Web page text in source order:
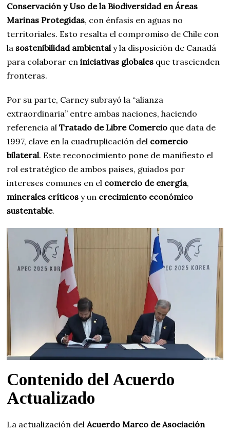
Conservación y Uso de la Biodiversidad en Áreas
Marinas Protegidas, con énfasis en aguas no
territoriales. Esto resalta el compromiso de Chile con
la sostenibilidad ambiental y la disposición de Canadá
para colaborar eniniciativas globales que trascienden
fronteras.
Por su parte, Carney subrayó la “alianza
extraordinaria” entre ambas naciones, haciendo
referencia alTratado de Libre Comercio que data de
1997, clave en la cuadruplicación del comercio
bilateral. Este reconocimiento pone de manifiesto el
rol estratégico de ambos países, guiados por
intereses comunes en el comercio de energía,
minerales críticos y un crecimiento económico
sustentable.
Contenido del Acuerdo
Actualizado
La actualización delAcuerdo Marco de Asociación